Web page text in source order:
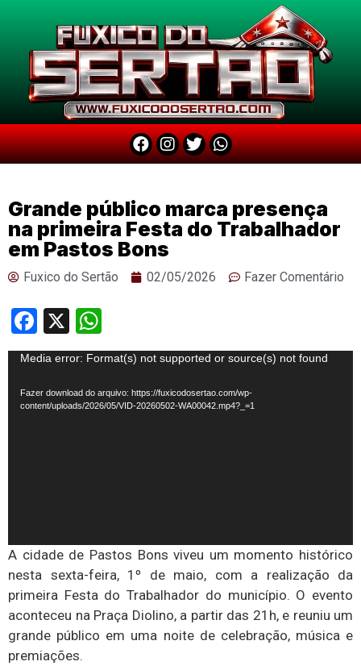
Grande público marca presença
na primeira Festa do Trabalhador
em Pastos Bons
Fuxico do Sertão 02/05/2026 Fazer Comentário
Facebook
X
Tocador
vídeo
Media error: Format(s) not supported or source(s) not found
Fazer download do arquivo: https://fuxicodosertao.com/wp-
content/uploads/2026/05/VID-20260502-WA00042.mp4?_=1
A cidade de Pastos Bons viveu um momento histórico
nesta sexta-feira, 1º de maio, com a realização da
primeira Festa do Trabalhador do município. O evento
aconteceu na Praça Diolino, a partir das 21h, e reuniu um
grande público em uma noite de celebração, música e
premiações.